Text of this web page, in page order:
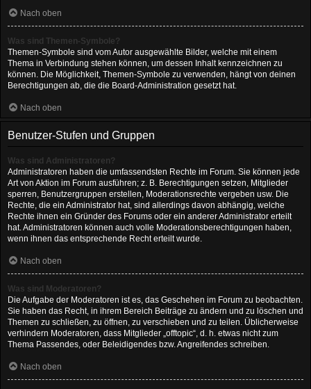
Nach oben
Was sind Themen-Symbole?
Themen-Symbole sind vom Autor ausgewählte Bilder, welche mit einem
Thema in Verbindung stehen können, um dessen Inhalt kennzeichnen zu
können. Die Möglichkeit, Themen-Symbole zu verwenden, hängt von deinen
Berechtigungen ab, die die Board-Administration gesetzt hat.
Nach oben
Benutzer-Stufen und Gruppen
Was sind Administratoren?
Administratoren haben die umfassendsten Rechte im Forum. Sie können jede
Art von Aktion im Forum ausführen; z. B. Berechtigungen setzen, Mitglieder
sperren, Benutzergruppen erstellen, Moderationsrechte vergeben usw. Die
Rechte, die ein Administrator hat, sind allerdings davon abhängig, welche
Rechte ihnen ein Gründer des Forums oder ein anderer Administrator erteilt
hat. Administratoren können auch volle Moderationsberechtigungen haben,
wenn ihnen das entsprechende Recht erteilt wurde.
Nach oben
Was sind Moderatoren?
Die Aufgabe der Moderatoren ist es, das Geschehen im Forum zu beobachten.
Sie haben das Recht, in ihrem Bereich Beiträge zu ändern und zu löschen und
Themen zu schließen, zu öffnen, zu verschieben und zu teilen. Üblicherweise
verhindern Moderatoren, dass Mitglieder „offtopic“, d. h. etwas nicht zum
Thema Passendes, oder Beleidigendes bzw. Angreifendes schreiben.
Nach oben